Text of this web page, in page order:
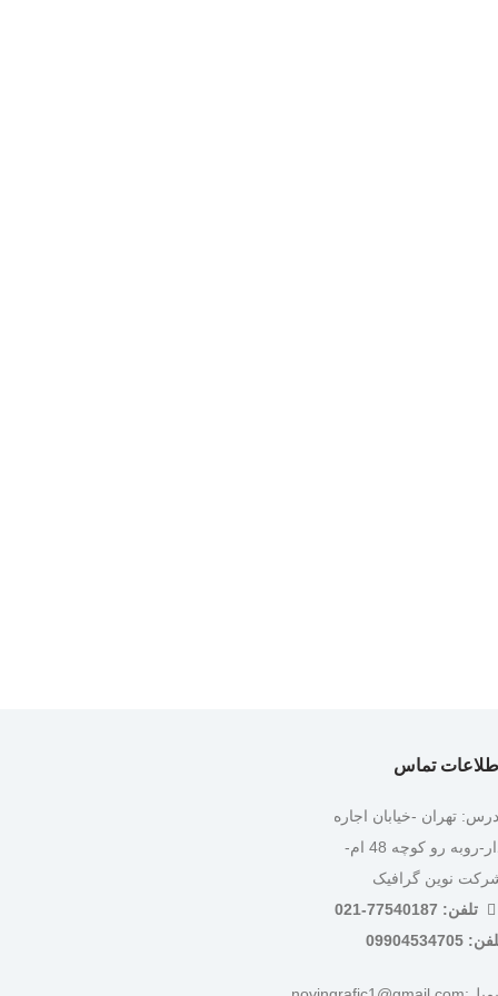
تماس
تهران -خیابان اجاره
دار-روبه رو کوچه 48 ام-
نوین گرافیک
تلفن: 77540187-021
09904534705